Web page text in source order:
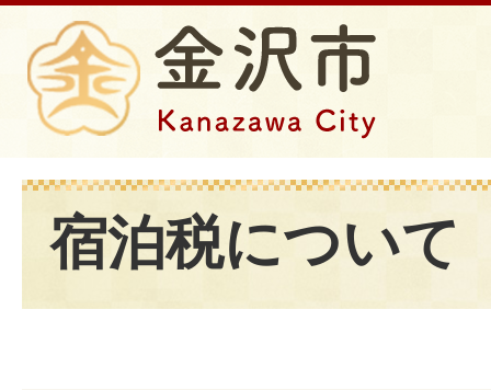
宿泊税について